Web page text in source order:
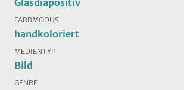
Glasdiapositiv
FARBMODUS
handkoloriert
MEDIENTYP
Bild
GENRE